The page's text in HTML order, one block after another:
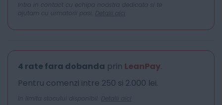
Intra in contact cu echipa noastra dedicata si te
ajutam cu urmatorii pasi. Detalii aici
4 rate fara dobanda prin LeanPay.
Pentru comenzi intre 250 si 2.000 lei.
In limita stocului disponibil. Detalii aici